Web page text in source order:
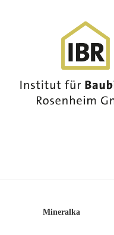
Mineralka